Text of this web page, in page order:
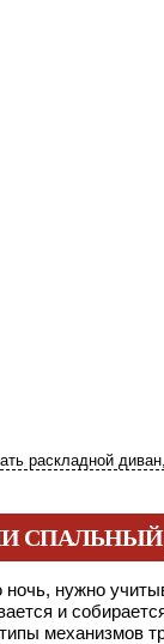
раскладной
нужно
и
механизмов